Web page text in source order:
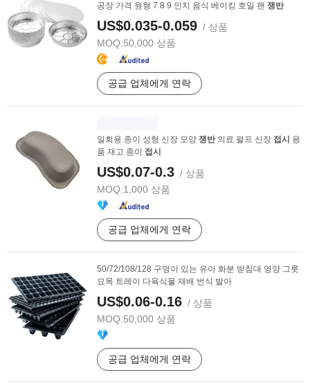
공장 가격 원형 7 8 9 인치 음식 베이킹 호일 팬 쟁반
US$0.035-0.059 / 상품
MOQ:50,000 상품
공급 업체에게 연락
일회용 종이 성형 신장 모양 쟁반의료 펄프 신장 접시 용
품 재고 종이 접시
US$0.07-0.3 / 상품
MOQ:1,000 상품
공급 업체에게 연락
50/72/108/128 구멍이 있는 유아 화분 받침대 영양 그릇
묘목 트레이 다육식물 재배 번식 발아
US$0.06-0.16 / 상품
MOQ:50,000 상품
공급 업체에게 연락